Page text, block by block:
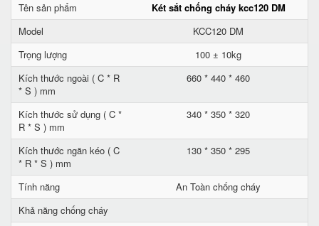
Tên sản phẩm
Két sắt chống cháy kcc120 DM
Model
KCC120 DM
Trọng lượng
100 ± 10kg
Kích thước ngoài ( C * R
* S ) mm
660 * 440 * 460
Kích thước sử dụng ( C *
R * S ) mm
340 * 350 * 320
Kích thước ngăn kéo ( C
* R * S ) mm
130 * 350 * 295
Tính năng
An Toàn chống cháy
Khả năng chống cháy